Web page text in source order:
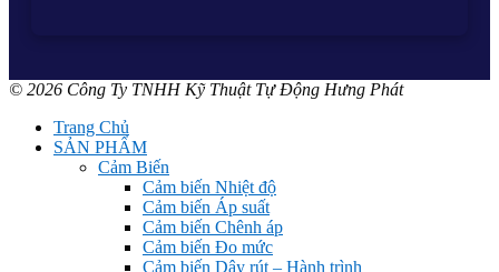
© 2026 Công Ty TNHH Kỹ Thuật Tự Động Hưng Phát
Trang Chủ
SẢN PHẨM
Cảm Biến
Cảm biến Nhiệt độ
Cảm biến Áp suất
Cảm biến Chênh áp
Cảm biến Đo mức
Cảm biến Dây rút – Hành trình